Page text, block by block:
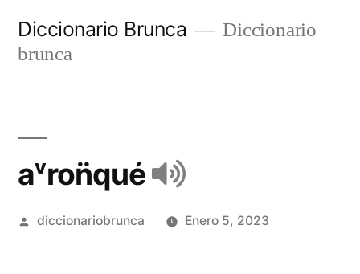
Diccionario Brunca
Diccionario
brunca
aᵛron̈qué
diccionariobrunca Enero 5, 2023